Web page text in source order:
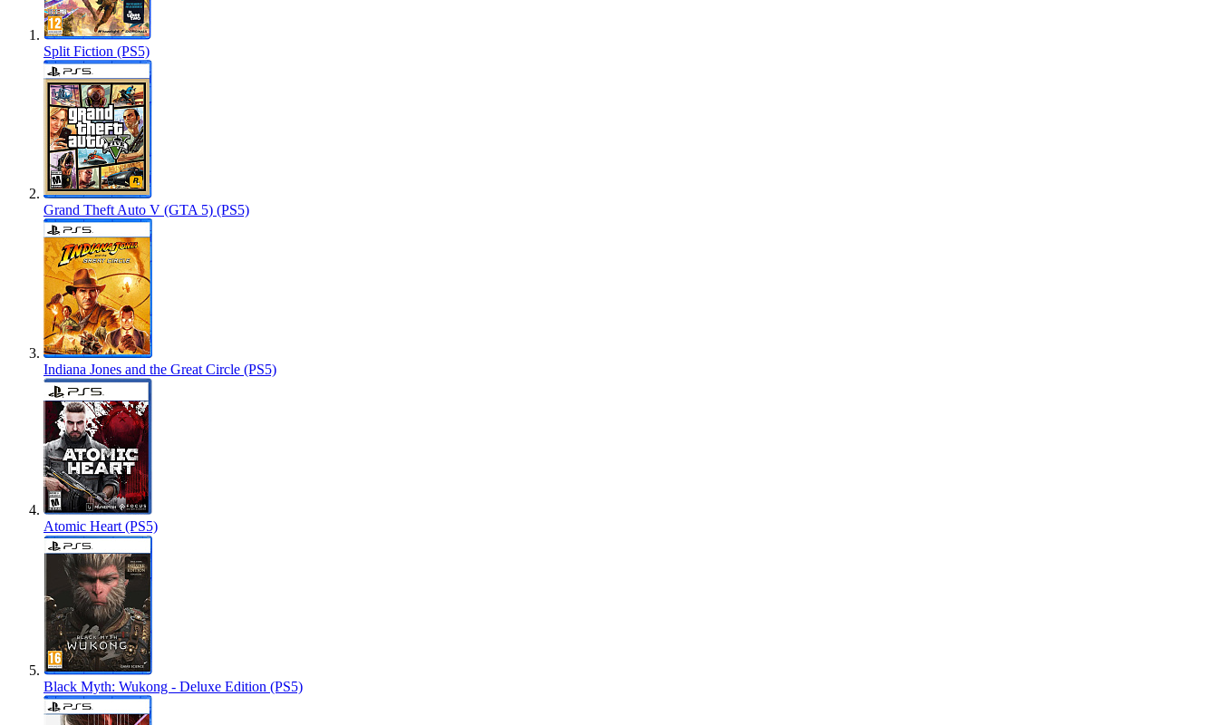
Split Fiction (PS5)
Grand Theft Auto V (GTA 5) (PS5)
Indiana Jones and the Great Circle (PS5)
Atomic Heart (PS5)
Black Myth: Wukong - Deluxe Edition (PS5)